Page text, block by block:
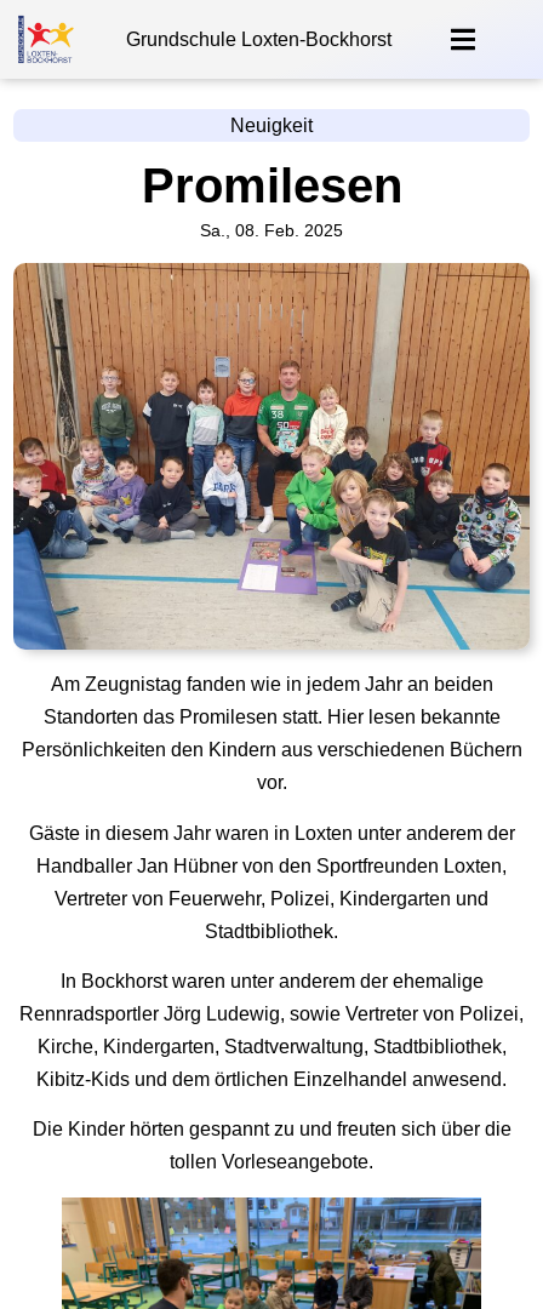
Grundschule Loxten-Bockhorst
Neuigkeit
Promilesen
Sa., 08. Feb. 2025
Am Zeugnistag fanden wie in jedem Jahr an beiden
Standorten das Promilesen statt. Hier lesen bekannte
Persönlichkeiten den Kindern aus verschiedenen Büchern
vor.
Gäste in diesem Jahr waren in Loxten unter anderem der
Handballer Jan Hübner von den Sportfreunden Loxten,
Vertreter von Feuerwehr, Polizei, Kindergarten und
Stadtbibliothek.
In Bockhorst waren unter anderem der ehemalige
Rennradsportler Jörg Ludewig, sowie Vertreter von Polizei,
Kirche, Kindergarten, Stadtverwaltung, Stadtbibliothek,
Kibitz-Kids und dem örtlichen Einzelhandel anwesend.
Die Kinder hörten gespannt zu und freuten sich über die
tollen Vorleseangebote.